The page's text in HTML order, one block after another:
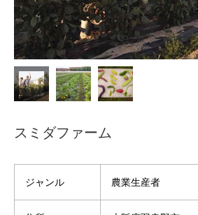
ジャンル 農業生産者